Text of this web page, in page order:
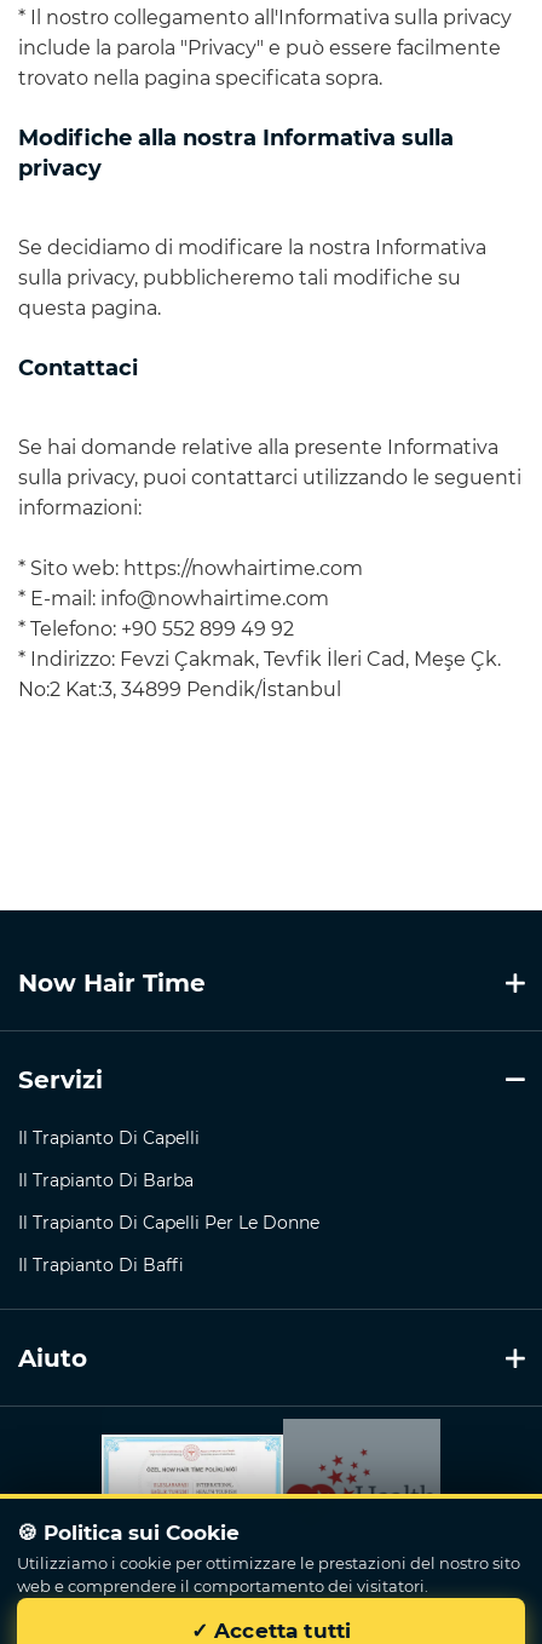
* Il nostro collegamento all'Informativa sulla privacy
include la parola "Privacy" e può essere facilmente
trovato nella pagina specificata sopra.
Modifiche alla nostra Informativa sulla
privacy
Se decidiamo di modificare la nostra Informativa
sulla privacy, pubblicheremo tali modifiche su
questa pagina.
Contattaci
Se hai domande relative alla presente Informativa
sulla privacy, puoi contattarci utilizzando le seguenti
informazioni:
* Sito web: https://nowhairtime.com
* E-mail: info@nowhairtime.com
* Telefono: +90 552 899 49 92
* Indirizzo: Fevzi Çakmak, Tevfik İleri Cad, Meşe Çk.
No:2 Kat:3, 34899 Pendik/İstanbul
Now Hair Time
Servizi
Il Trapianto Di Capelli
Il Trapianto Di Barba
Il Trapianto Di Capelli Per Le Donne
Il Trapianto Di Baffi
Aiuto
🍪 Politica sui Cookie
Utilizziamo i cookie per ottimizzare le prestazioni del nostro sito
web e comprendere il comportamento dei visitatori.
✓ Accetta tutti